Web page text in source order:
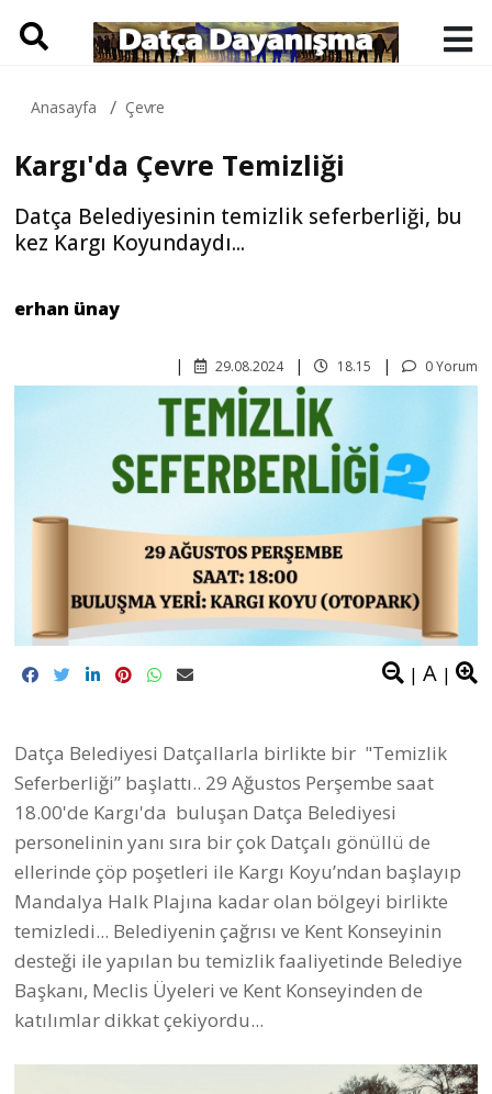
Anasayfa Çevre
Kargı'da Çevre Temizliği
Datça Belediyesinin temizlik seferberliği, bu
kez Kargı Koyundaydı...
erhan ünay
0 Yorum
18.15
29.08.2024
| A |
Datça Belediyesi Datçallarla birlikte bir "Temizlik
Seferberliği” başlattı.. 29 Ağustos Perşembe saat
18.00'de Kargı'da buluşan Datça Belediyesi
personelinin yanı sıra bir çok Datçalı gönüllü de
ellerinde çöp poşetleri ile Kargı Koyu’ndan başlayıp
Mandalya Halk Plajına kadar olan bölgeyi birlikte
temizledi... Belediyenin çağrısı ve Kent Konseyinin
desteği ile yapılan bu temizlik faaliyetinde Belediye
Başkanı, Meclis Üyeleri ve Kent Konseyinden de
katılımlar dikkat çekiyordu...